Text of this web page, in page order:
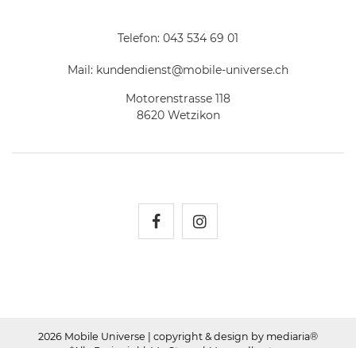
Telefon: 043 534 69 01
Mail: kundendienst@mobile-universe.ch
Motorenstrasse 118
8620 Wetzikon
2026 Mobile Universe | copyright & design by mediaria®